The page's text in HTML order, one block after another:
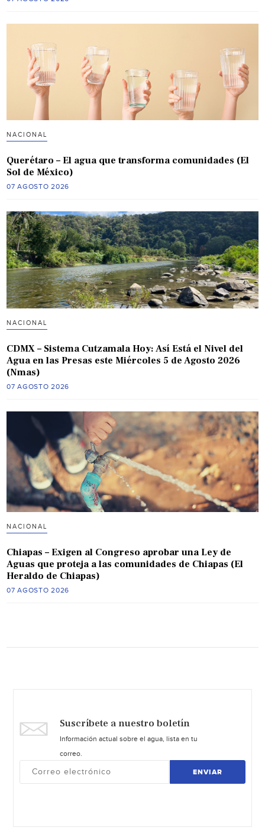
NACIONAL
Querétaro – El agua que transforma comunidades (El
Sol de México)
07 AGOSTO 2026
NACIONAL
CDMX – Sistema Cutzamala Hoy: Así Está el Nivel del
Agua en las Presas este Miércoles 5 de Agosto 2026
(Nmas)
07 AGOSTO 2026
NACIONAL
Chiapas – Exigen al Congreso aprobar una Ley de
Aguas que proteja a las comunidades de Chiapas (El
Heraldo de Chiapas)
07 AGOSTO 2026
Suscríbete a nuestro boletín
Información actual sobre el agua, lista en tu
correo.
ENVIAR